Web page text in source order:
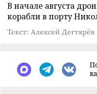
В начале августа
корабли в порту
Текст: Алексей Дегтярёв